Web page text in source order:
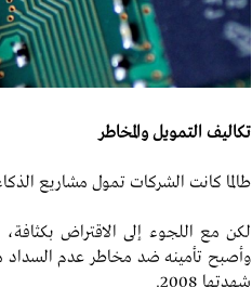
تكاليف التمويل والمخاطر
طالما كانت الشركات تمول مشاريع
لكن مع اللجوء إلى الاقتراض
وأصبح تأمينه ضد مخاطر عدم
شهدتها 2008.